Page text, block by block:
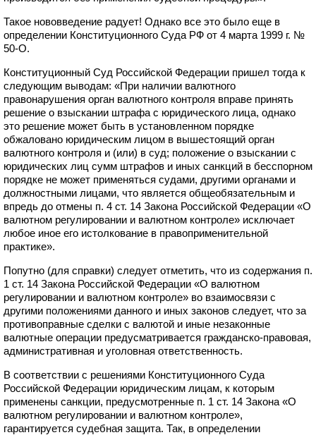
Такое нововведение радует! Однако все это было еще в
определении Конституционного Суда РФ от 4 марта 1999 г. №
50-О.
Конституционный Суд Российской Федерации пришел тогда к
следующим выводам: «При наличии валютного
правонарушения орган валютного контроля вправе принять
решение о взыскании штрафа с юридического лица, однако
это решение может быть в установленном порядке
обжаловано юридическим лицом в вышестоящий орган
валютного контроля и (или) в суд; положение о взыскании с
юридических лиц сумм штрафов и иных санкций в бесспорном
порядке не может применяться судами, другими органами и
должностными лицами, что является общеобязательным и
впредь до отмены п. 4 ст. 14 Закона Российской Федерации «О
валютном регулировании и валютном контроле» исключает
любое иное его истолкование в правоприменительной
практике».
Попутно (для справки) следует отметить, что из содержания п.
1 ст. 14 Закона Российской Федерации «О валютном
регулировании и валютном контроле» во взаимосвязи с
другими положениями данного и иных законов следует, что за
противоправные сделки с валютой и иные незаконные
валютные операции предусматривается гражданско-правовая,
административная и уголовная ответственность.
В соответствии с решениями Конституционного Суда
Российской Федерации юридическим лицам, к которым
применены санкции, предусмотренные п. 1 ст. 14 Закона «О
валютном регулировании и валютном контроле»,
гарантируется судебная защита. Так, в определении